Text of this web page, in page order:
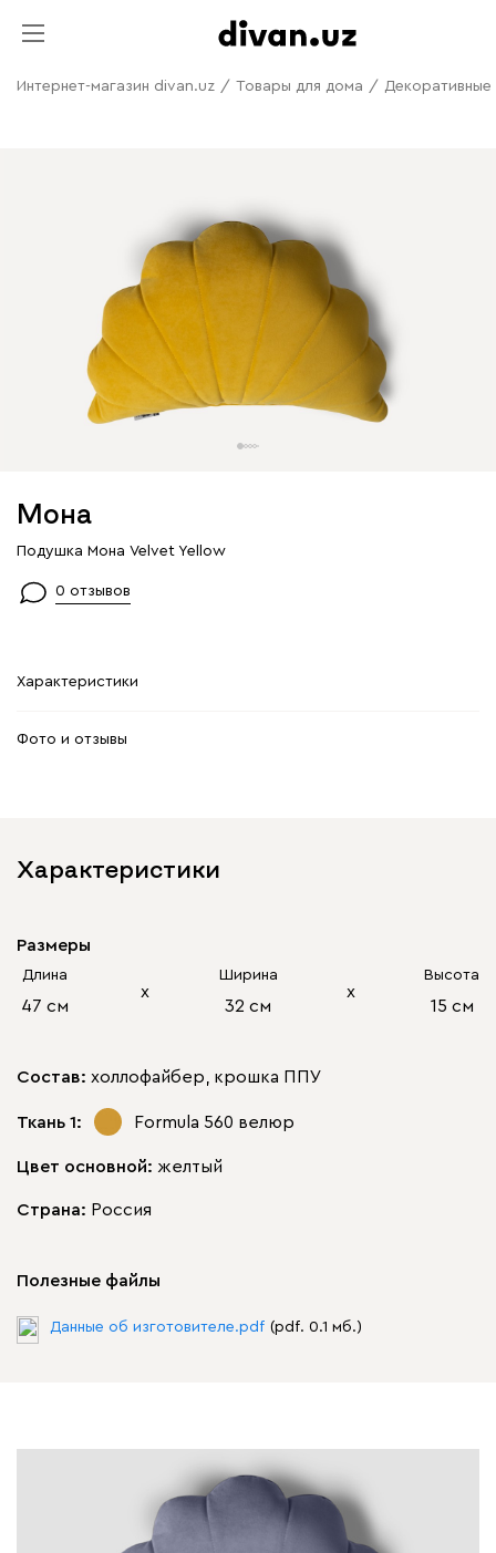
Интернет-магазин divan.uz / Товары для дома /
Мона
Подушка Мона Velvet Yellow
0 отзывов
Характеристики
Фото и отзывы
Характеристики
Размеры
Длина
47 см
х
Ширина
32 см
х
Высота
15 см
Состав: холлофайбер, крошка ППУ
Ткань 1: Formula 560 велюр
Цвет основной: желтый
Страна: Россия
Полезные файлы
Данные об изготовителе.pdf (pdf. 0.1 мб.)